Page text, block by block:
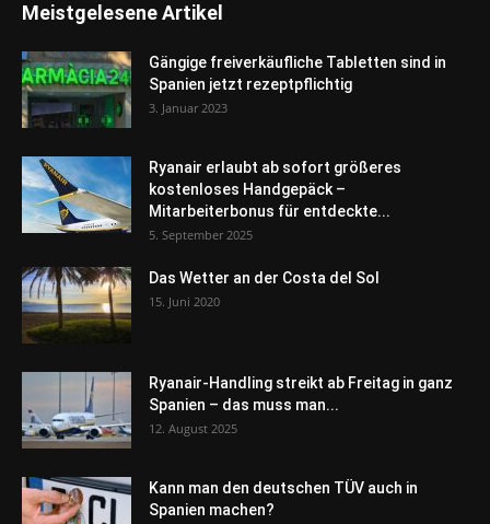
Meistgelesene Artikel
Gängige freiverkäufliche Tabletten sind in
Spanien jetzt rezeptpflichtig
3. Januar 2023
Ryanair erlaubt ab sofort größeres
kostenloses Handgepäck –
Mitarbeiterbonus für entdeckte...
5. September 2025
Das Wetter an der Costa del Sol
15. Juni 2020
Ryanair-Handling streikt ab Freitag in ganz
Spanien – das muss man...
12. August 2025
Kann man den deutschen TÜV auch in
Spanien machen?